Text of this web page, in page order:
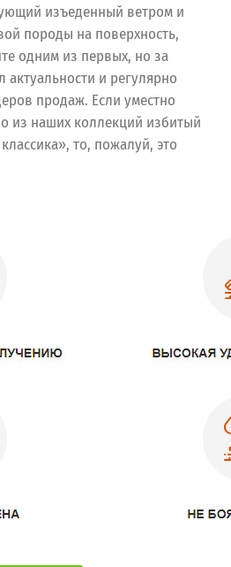
изъеденный ветром и
породы на поверхность,
одним из первых, но за
актуальности и регулярно
продаж. Если уместно
из наших коллекций избитый
то, пожалуй, это